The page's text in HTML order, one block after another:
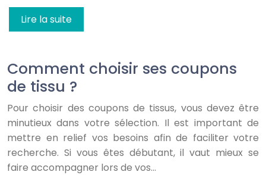
Lire la suite
Comment choisir ses coupons
de tissu ?
Pour choisir des coupons de tissus, vous devez être
minutieux dans votre sélection. Il est important de
mettre en relief vos besoins afin de faciliter votre
recherche. Si vous êtes débutant, il vaut mieux se
faire accompagner lors de vos…